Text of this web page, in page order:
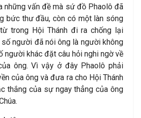
những vấn đề mà sứ đồ Phaolô đã
bức thư đầu, còn có một làn sóng
trong Hội Thánh đi ra chống lại
người đã nói ông là người không
người khác đặt câu hỏi nghi ngờ về
ông. Vì vậy ở đây Phaolô phải
của ông và đưa ra cho Hội Thánh
thắng của sự ngay thẳng của ông